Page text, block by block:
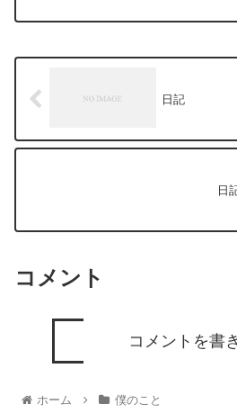
日記
日
コメント
コメントを書
ホーム 僕のこと